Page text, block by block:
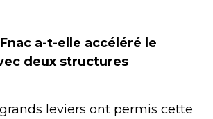
a-t-elle accéléré le
deux structures
leviers ont permis cette